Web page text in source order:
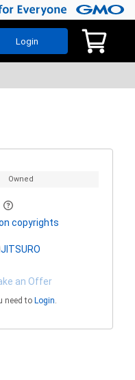
Login
Owned
copyrights
JITSURO
an Offer
need to Login.